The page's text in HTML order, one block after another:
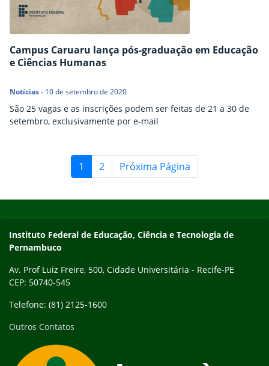
Campus Caruaru lança pós-graduação em Educação
e Ciências Humanas
Notícias- 10 de setembro de 2020
São 25 vagas e as inscrições podem ser feitas de 21 a 30 de
setembro, exclusivamente por e-mail
1 2 Próxima Página
Instituto Federal de Educação, Ciência e Tecnologia de
Pernambuco
Av. Prof Luiz Freire, 500, Cidade Universitária - Recife-PE
CEP: 50740-545
Telefone: (81) 2125-1600
Outros Contatos